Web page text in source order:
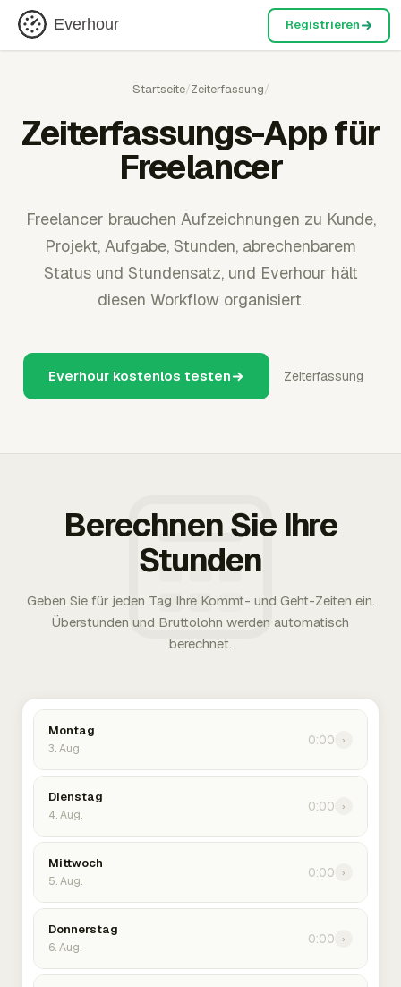
Everhour Registrieren
Startseite/Zeiterfassung/
Zeiterfassungs-App für
Freelancer
Freelancer brauchen Aufzeichnungen zu Kunde,
Projekt, Aufgabe, Stunden, abrechenbarem
Status und Stundensatz, und Everhour hält
diesen Workflow organisiert.
Everhour kostenlos testen Zeiterfassung
Berechnen Sie Ihre
Stunden
Geben Sie für jeden Tag Ihre Kommt- und Geht-Zeiten ein.
Überstunden und Bruttolohn werden automatisch
berechnet.
Montag
3. Aug.
0:00 ›
Dienstag
4. Aug.
0:00 ›
Mittwoch
5. Aug.
0:00 ›
Donnerstag
6. Aug.
0:00 ›